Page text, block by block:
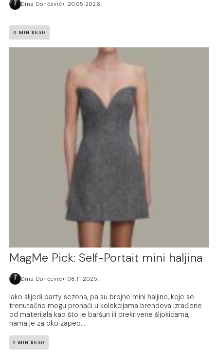
Dina Dončević 20.05.2026.
0 MIN READ
MagMe Pick: Self-Portait mini haljina
Dina Dončević 08.11.2025.
Iako slijedi party sezona, pa su brojne mini haljine, koje se
trenutačno mogu pronaći u kolekcijama brendova izrađene
od materijala kao što je baršun ili prekrivene šljokicama,
nama je za oko zapeo...
2 MIN READ